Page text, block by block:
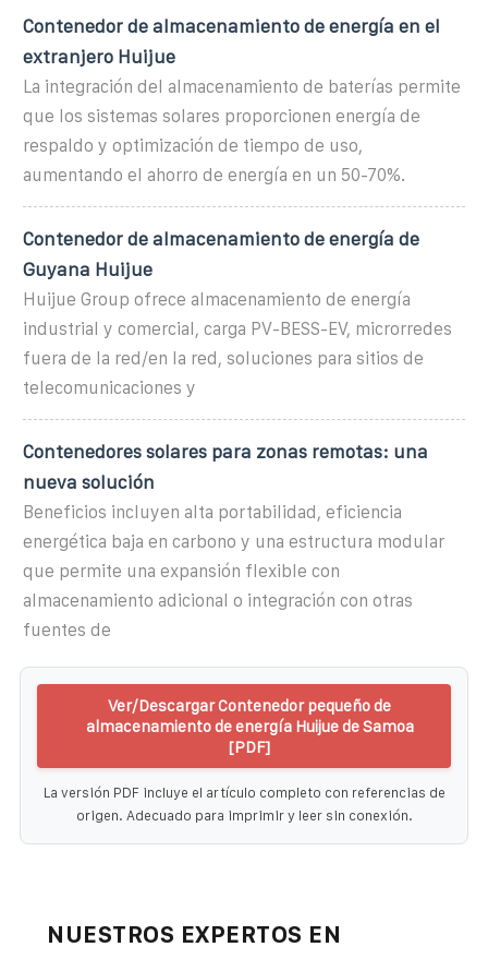
Contenedor de almacenamiento de energía en el
extranjero Huijue
La integración del almacenamiento de baterías permite
que los sistemas solares proporcionen energía de
respaldo y optimización de tiempo de uso,
aumentando el ahorro de energía en un 50-70%.
Contenedor de almacenamiento de energía de
Guyana Huijue
Huijue Group ofrece almacenamiento de energía
industrial y comercial, carga PV-BESS-EV, microrredes
fuera de la red/en la red, soluciones para sitios de
telecomunicaciones y
Contenedores solares para zonas remotas: una
nueva solución
Beneficios incluyen alta portabilidad, eficiencia
energética baja en carbono y una estructura modular
que permite una expansión flexible con
almacenamiento adicional o integración con otras
fuentes de
Ver/Descargar Contenedor pequeño de
almacenamiento de energía Huijue de Samoa
[PDF]
La versión PDF incluye el artículo completo con referencias de
origen. Adecuado para imprimir y leer sin conexión.
NUESTROS EXPERTOS EN